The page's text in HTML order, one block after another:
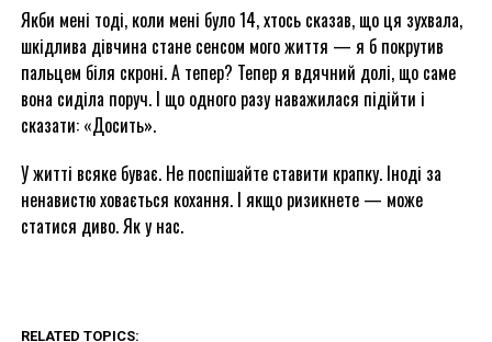
Якби мені тоді, коли мені було 14, хтось сказав, що ця зухвала,
шкідлива дівчина стане сенсом мого життя — я б покрутив
пальцем біля скроні. А тепер? Тепер я вдячний долі, що саме
вона сиділа поруч. І що одного разу наважилася підійти і
сказати: «Досить».
У житті всяке буває. Не поспішайте ставити крапку. Іноді за
ненавистю ховається кохання. І якщо ризикнете — може
статися диво. Як у нас.
RELATED TOPICS: